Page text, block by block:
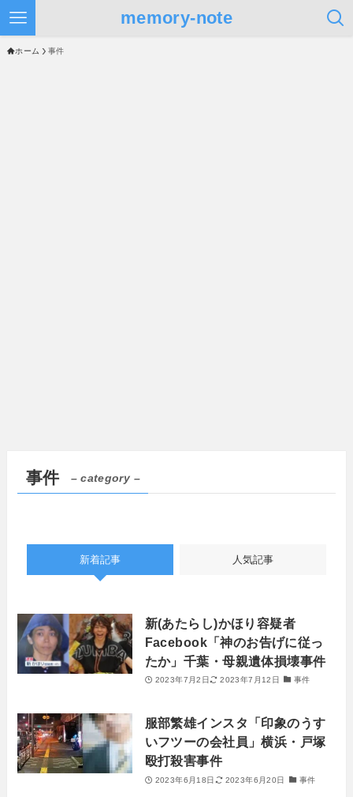
memory-note
ホーム 事件
事件 – category –
新着記事 人気記事
新(あたらし)かほり容疑者
Facebook「神のお告げに従っ
たか」千葉・母親遺体損壊事件
2023年7月2日 2023年7月12日 事件
服部繁雄インスタ「印象のうす
いフツーの会社員」横浜・戸塚
殴打殺害事件
2023年6月18日 2023年6月20日 事件